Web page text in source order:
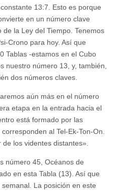
13:7. Esto es porque
en un número clave
la Ley del Tiempo. Tenemos
Crono para hoy. Así que
Tablas -estamos en el Cubo
nuestro número 13, y, también,
dos números claves.
aún más en el número
etapa en la entrada hacia el
está formado por las
al Tel-Ek-Ton-On.
los videntes distantes».
número 45, Océanos de
en esta Tabla (13). Así que
La posición en este